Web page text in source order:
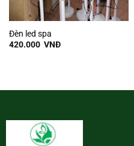
Đèn led spa
420.000 VNĐ